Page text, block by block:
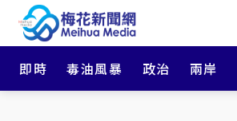
即時 毒油風暴 政治 兩岸